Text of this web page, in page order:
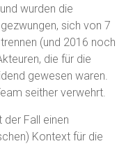
wurden die
sich von 7
(und 2016 noch
die für die
gewesen waren.
seither verwehrt.
Fall einen
Kontext für die